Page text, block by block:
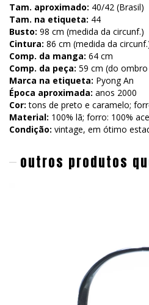
Tam. aproximado: 40/42 (Brasil)
Tam. na etiqueta: 44
Busto: 98 cm (medida da circunf.)
Cintura: 86 cm (medida da
Comp. da manga: 64 cm
Comp. da peça: 59 cm (do
Marca na etiqueta: Pyong An
Época aproximada: anos 2000
Cor: tons de preto e caramelo;
Material: 100% lã; forro: 100%
Condição: vintage, em ótimo
outros produtos